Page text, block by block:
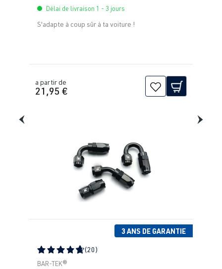
Délai de livraison 1 - 3 jours
S'adapte à coup sûr à ta voiture !
a partir de
21,95 €
3 ANS DE GARANTIE
Note moyenne de 4.83 sur 5 étoiles
(20)
BAR-TEK®